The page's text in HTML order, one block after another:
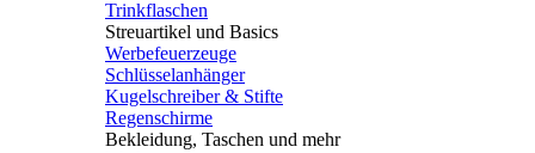
Trinkflaschen
Streuartikel und Basics
Werbefeuerzeuge
Schlüsselanhänger
Kugelschreiber & Stifte
Regenschirme
Bekleidung, Taschen und mehr